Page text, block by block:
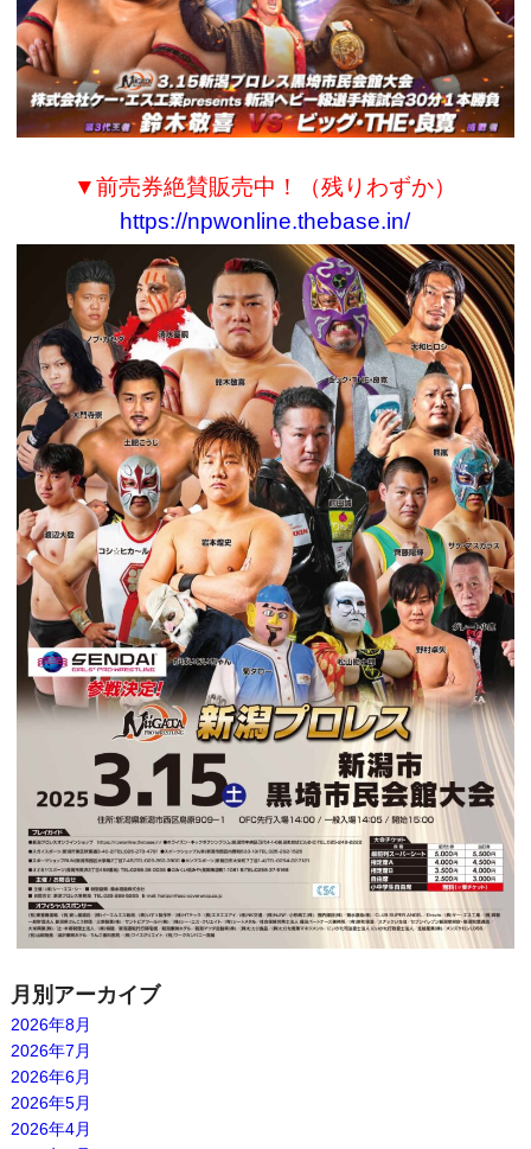
▼前売券絶賛販売中！（残りわずか）
https://npwonline.thebase.in/
月別アーカイブ
2026年8月
2026年7月
2026年6月
2026年5月
2026年4月